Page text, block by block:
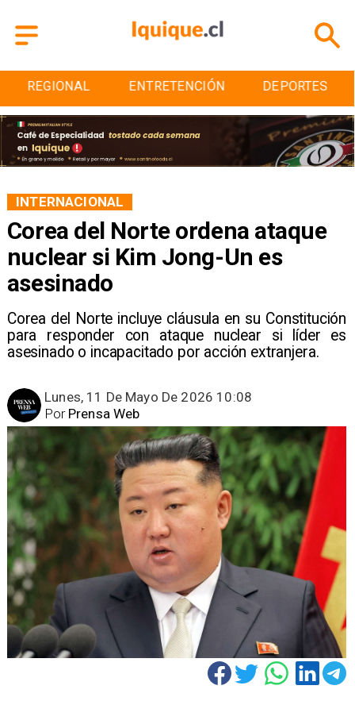
REGIONAL ENTRETENCIÓN DEPORTES
Corea del Norte ordena ataque
nuclear si Kim Jong-Un es
asesinado
Corea del Norte incluye cláusula en su Constitución
para responder con ataque nuclear si líder es
asesinado o incapacitado por acción extranjera.
INTERNACIONAL
Lunes, 11 De Mayo De 2026 10:08
Prensa Web
Por